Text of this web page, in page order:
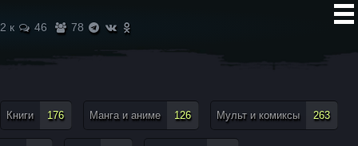
2 к 46 78
Книги 176 Манга и аниме 126 Мульт и комиксы 263